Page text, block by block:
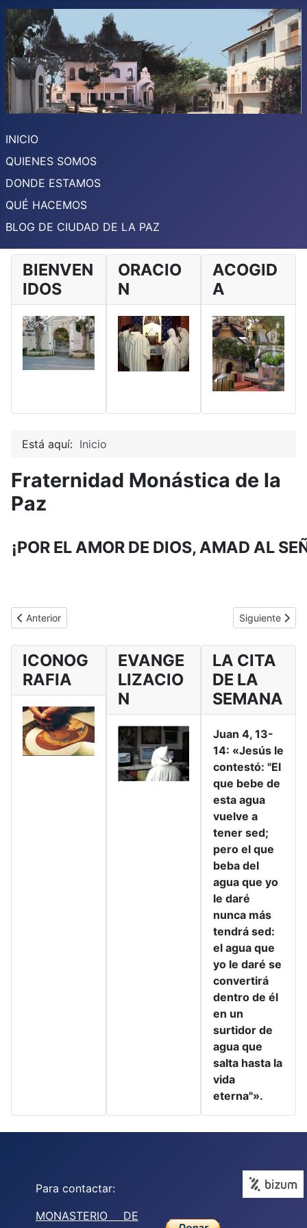
INICIO
QUIENES SOMOS
DONDE ESTAMOS
QUÉ HACEMOS
BLOG DE CIUDAD DE LA PAZ
BIENVEN
IDOS
ORACIO
N
ACOGID
A
Está aquí: Inicio
Fraternidad Monástica de la
Paz
¡POR EL AMOR DE DIOS, AMAD AL
Artículo anterior: Monasterio de la Trinidad
Anterior Artículo
Siguiente
ICONOG
RAFIA
EVANGE
LIZACIO
N
LA CITA
DE LA
SEMANA
Juan 4, 13-
14: «Jesús le
contestó: "El
que bebe de
esta agua
vuelve a
tener sed;
pero el que
beba del
agua que yo
le daré
nunca más
tendrá sed:
el agua que
yo le daré se
convertirá
dentro de él
en un
surtidor de
agua que
salta hasta la
vida
eterna"».
Para contactar:
MONASTERIO DE